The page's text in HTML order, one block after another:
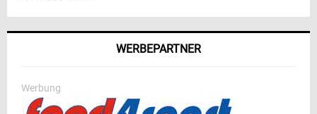
WERBEPARTNER
Werbung